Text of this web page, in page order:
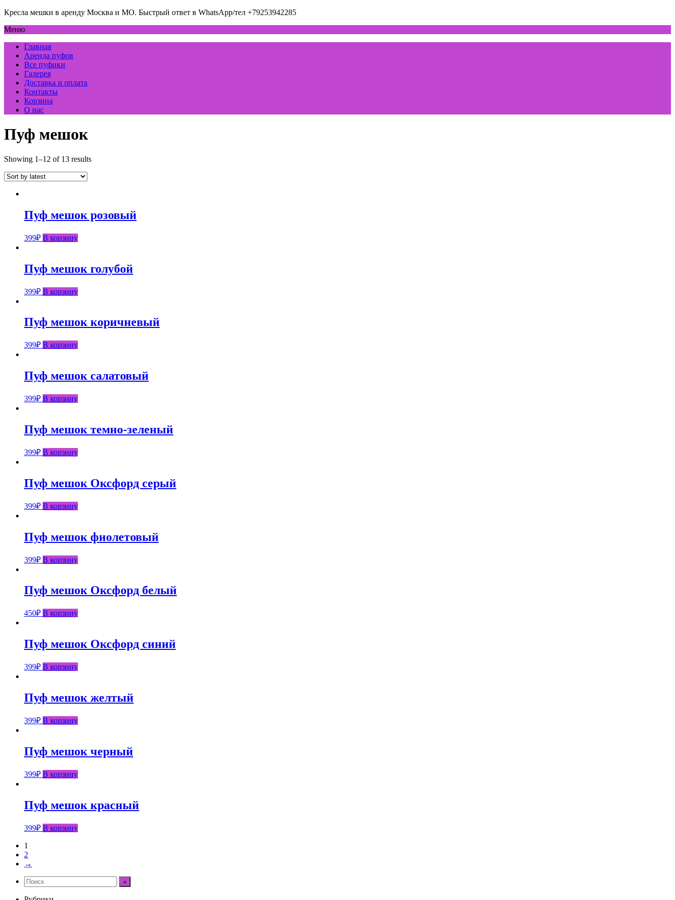
Кресла мешки в аренду Москва и МО. Быстрый ответ в WhatsApp/тел +79253942285
Меню
Главная
Аренда пуфов
Все пуфики
Галерея
Доставка и оплата
Контакты
Корзина
О нас
Пуф мешок
Showing 1–12 of 13 results
Пуф мешок розовый
399₽ В корзину
Пуф мешок голубой
399₽ В корзину
Пуф мешок коричневый
399₽ В корзину
Пуф мешок салатовый
399₽ В корзину
Пуф мешок темно-зеленый
399₽ В корзину
Пуф мешок Оксфорд серый
399₽ В корзину
Пуф мешок фиолетовый
399₽ В корзину
Пуф мешок Оксфорд белый
450₽ В корзину
Пуф мешок Оксфорд синий
399₽ В корзину
Пуф мешок желтый
399₽ В корзину
Пуф мешок черный
399₽ В корзину
Пуф мешок красный
399₽ В корзину
1
2
→